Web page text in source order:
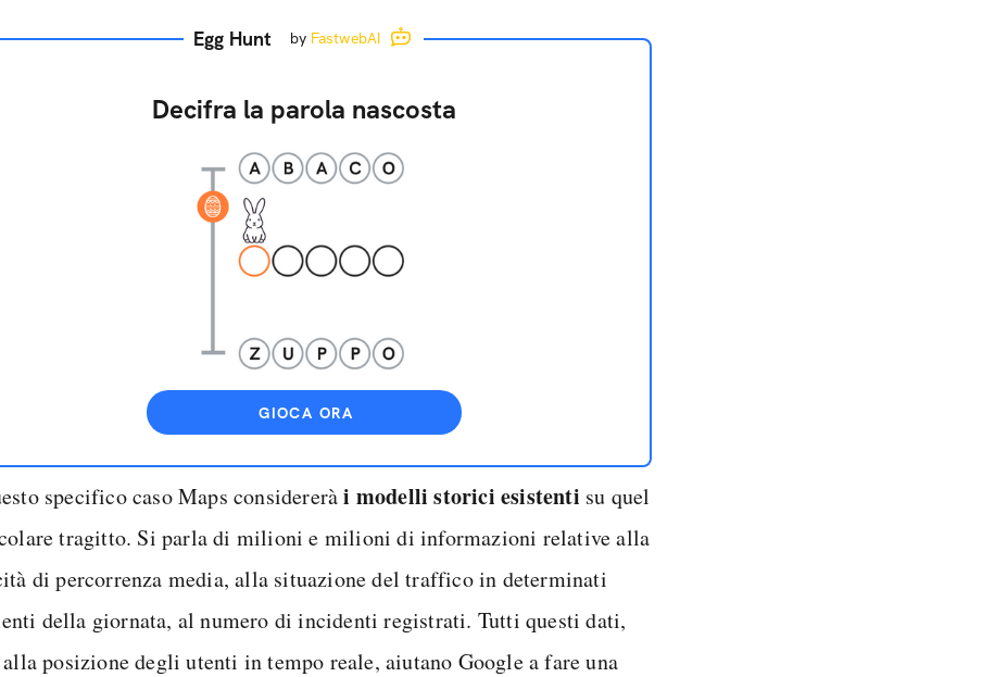
Egg Hunt by FastwebAI
Decifra la parola nascosta
GIOCA ORA
specifico caso Maps considererài modelli storici esistenti su quel
tragitto. Si parla di milioni e milioni di informazioni relative alla
di percorrenza media, alla situazione del traffico in determinati
della giornata, al numero di incidenti registrati. Tutti questi dati,
posizione degli utenti in tempo reale, aiutano Google a fare una